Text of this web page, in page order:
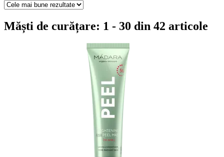
Măști de curățare: 1 - 30 din 42 articole